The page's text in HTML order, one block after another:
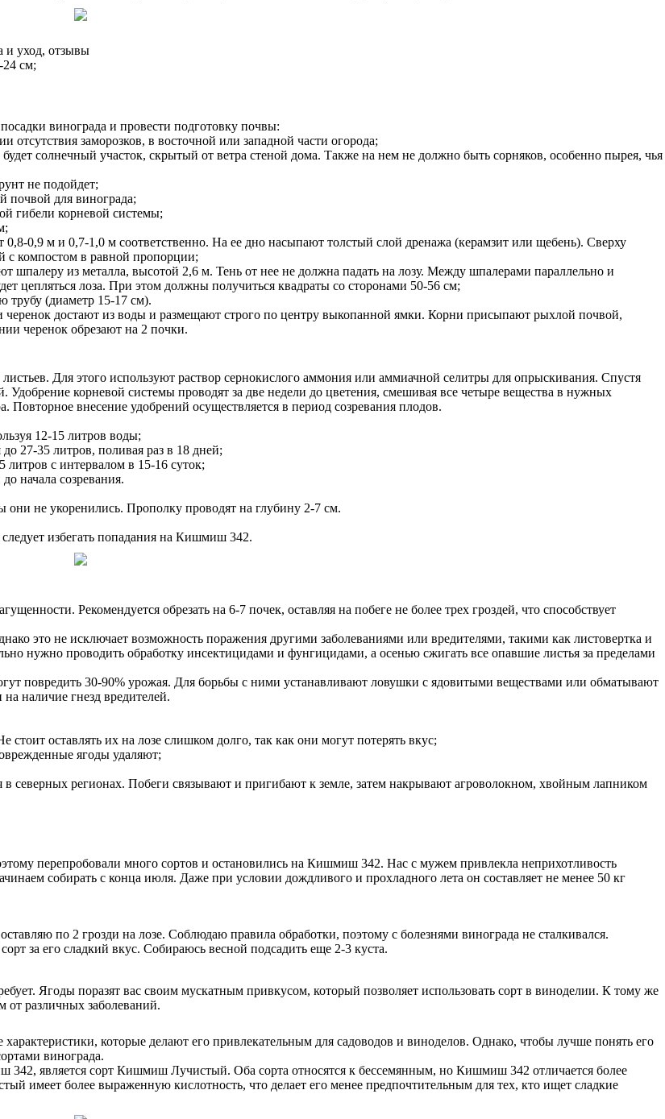
и уход, отзывы
24 см;
винограда и провести подготовку почвы:
заморозков, в восточной или западной части огорода;
солнечный участок, скрытый от ветра стеной дома. Также на нем не должно быть сорняков, особенно пырея, чья
не подойдет;
почвой для винограда;
гибели корневой системы;
0,9 м и 0,7-1,0 м соответственно. На ее дно насыпают толстый слой дренажа (керамзит или щебень). Сверху
с компостом в равной пропорции;
шпалеру из металла, высотой 2,6 м. Тень от нее не должна падать на лозу. Между шпалерами параллельно и
цепляться лоза. При этом должны получиться квадраты со сторонами 50-56 см;
трубу (диаметр 15-17 см).
достают из воды и размещают строго по центру выкопанной ямки. Корни присыпают рыхлой почвой,
черенок обрезают на 2 почки.
Для этого используют раствор сернокислого аммония или аммиачной селитры для опрыскивания. Спустя
корневой системы проводят за две недели до цветения, смешивая все четыре вещества в нужных
Повторное внесение удобрений осуществляется в период созревания плодов.
12-15 литров воды;
27-35 литров, поливая раз в 18 дней;
литров с интервалом в 15-16 суток;
начала созревания.
не укоренились. Прополку проводят на глубину 2-7 см.
избегать попадания на Кишмиш 342.
Рекомендуется обрезать на 6-7 почек, оставляя на побеге не более трех гроздей, что способствует
это не исключает возможность поражения другими заболеваниями или вредителями, такими как листовертка и
нужно проводить обработку инсектицидами и фунгицидами, а осенью сжигать все опавшие листья за пределами
повредить 30-90% урожая. Для борьбы с ними устанавливают ловушки с ядовитыми веществами или обматывают
наличие гнезд вредителей.
оставлять их на лозе слишком долго, так как они могут потерять вкус;
ягоды удаляют;
в северных регионах. Побеги связывают и пригибают к земле, затем накрывают агроволокном, хвойным лапником
перепробовали много сортов и остановились на Кишмиш 342. Нас с мужем привлекла неприхотливость
собирать с конца июля. Даже при условии дождливого и прохладного лета он составляет не менее 50 кг
по 2 грозди на лозе. Соблюдаю правила обработки, поэтому с болезнями винограда не сталкивался.
за его сладкий вкус. Собираюсь весной подсадить еще 2-3 куста.
Ягоды поразят вас своим мускатным привкусом, который позволяет использовать сорт в виноделии. К тому же
от различных заболеваний.
которые делают его привлекательным для садоводов и виноделов. Однако, чтобы лучше понять его
винограда.
является сорт Кишмиш Лучистый. Оба сорта относятся к бессемянным, но Кишмиш 342 отличается более
имеет более выраженную кислотность, что делает его менее предпочтительным для тех, кто ищет сладкие